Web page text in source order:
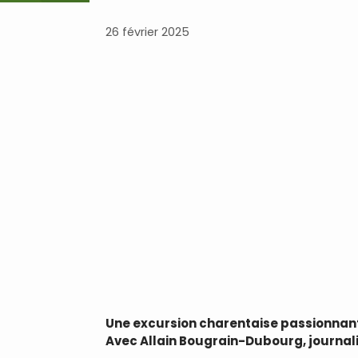
26 février 2025
Une excursion charentaise
Avec Allain Bougrain-Dubourg,